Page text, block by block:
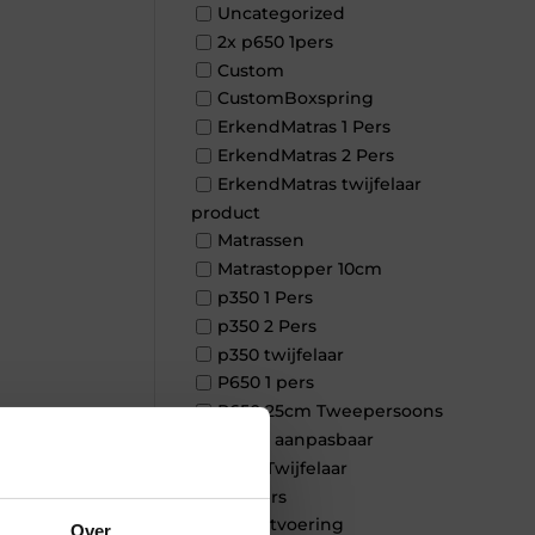
Uncategorized
2x p650 1pers
Custom
CustomBoxspring
ErkendMatras 1 Pers
ErkendMatras 2 Pers
ErkendMatras twijfelaar
product
Matrassen
Matrastopper 10cm
p350 1 Pers
p350 2 Pers
p350 twijfelaar
P650 1 pers
P650 25cm Tweepersoons
een kern aanpasbaar
P650 Twijfelaar
Toppers
Maatvoering